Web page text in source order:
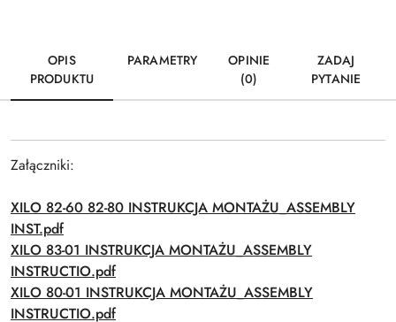
OPIS
PRODUKTU
PARAMETRY
OPINIE
(0)
ZADAJ
PYTANIE
Załączniki:
XILO 82-60 82-80 INSTRUKCJA MONTAŻU_ASSEMBLY
INST.pdf
XILO 83-01 INSTRUKCJA MONTAŻU_ASSEMBLY
INSTRUCTIO.pdf
XILO 80-01 INSTRUKCJA MONTAŻU_ASSEMBLY
INSTRUCTIO.pdf